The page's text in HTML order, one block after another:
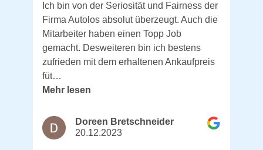
Ich bin von der Seriosität und Fairness der
Firma Autolos absolut überzeugt. Auch die
Mitarbeiter haben einen Topp Job
gemacht. Desweiteren bin ich bestens
zufrieden mit dem erhaltenen Ankaufpreis
füt…
Mehr lesen
Doreen Bretschneider
20.12.2023